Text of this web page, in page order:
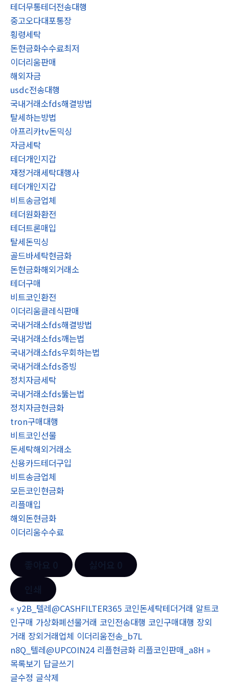
테더무통테더전송대행
중고오다대포통장
횡령세탁
돈현금화수수료최저
이더리움판매
해외자금
usdc전송대행
국내거래소fds해결방법
탈세하는방법
아프리카tv돈믹싱
자금세탁
테더개인지갑
재정거래세탁대행사
테더개인지갑
비트송금업체
테더원화환전
테더트론매입
탈세돈믹싱
골드바세탁현금화
돈현금화해외거래소
테더구매
비트코인환전
이더리움클레식판매
국내거래소fds해결방법
국내거래소fds깨는법
국내거래소fds우회하는법
국내거래소fds증빙
정치자금세탁
국내거래소fds뚫는법
정치자금현금화
tron구매대행
비트코인선물
돈세탁해외거래소
신용카드테더구입
비트송금업체
모든코인현금화
리플매입
해외돈현금화
이더리움수수료
« y2B_텔레@CASHFILTER365 코인돈세탁테더거래 알트코
인구매 가상화폐선물거래 코인전송대행 코인구매대행 장외
거래 장외거래업체 이더리움전송_b7L
n8Q_텔레@UPCOIN24 리플현금화 리플코인판매_a8H »
목록보기 답글쓰기
글수정 글삭제